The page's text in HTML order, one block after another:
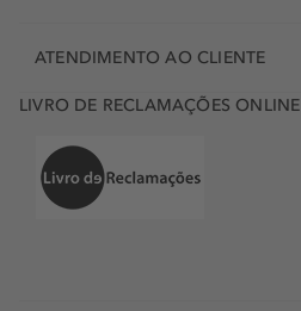
ATENDIMENTO AO CLIENTE
LIVRO DE RECLAMAÇÕES ONLINE